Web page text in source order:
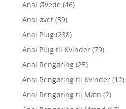
Anal Øvede (46)
Anal øvet (59)
Anal Plug (238)
Anal Plug til Kvinder (79)
Anal Rengøring (25)
Anal Rengøring til Kvinder (12)
Anal Rengøring til Mæn (2)